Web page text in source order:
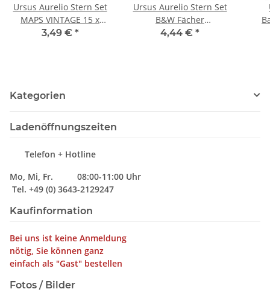
Ursus Aurelio Stern Set
MAPS VINTAGE 15 x
15cm 100g, 33Blatt
3,49 € *
Ursus Aurelio Stern Set
B&W Fächer
Transparentpapier 14,8
4,44 € *
Kategorien
Ladenöffnungszeiten
Telefon + Hotline
Mo, Mi, Fr. 08:00-11:00 Uhr
Tel. +49 (0) 3643-2129247
Kaufinformation
Bei uns ist keine Anmeldung
nötig, Sie können ganz
einfach als "Gast" bestellen
Fotos / Bilder